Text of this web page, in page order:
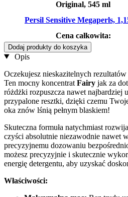
Original, 545 ml
Persil Sensitive Megaperls,
Cena całkowita:
Dodaj produkty do koszyka
Opis
Oczekujesz nieskazitelnych
Ten mocny koncentrat Fairy jak za
różdżki rozpuszcza nawet najbardziej
przypalone resztki, dzięki czemu
oka znów lśnią pełnym blaskiem!
Skuteczna formuła natychmiast
czyści absolutnie niezawodnie nawet
precyzyjnemu dozowaniu
możesz precyzyjnie i skutecznie
energię detergentu, aby uzyskać
Właściwości: